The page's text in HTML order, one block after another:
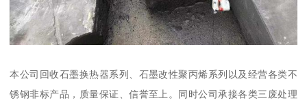
本公司回收石墨换热器系列、石墨改性聚丙烯系列以及经营各类不
锈钢非标产品，质量保证、信誉至上。同时公司承接各类三废处理